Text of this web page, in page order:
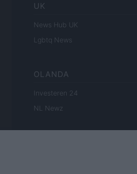
UK
News Hub UK
Lgbtq News
OLANDA
Investeren 24
NL Newz